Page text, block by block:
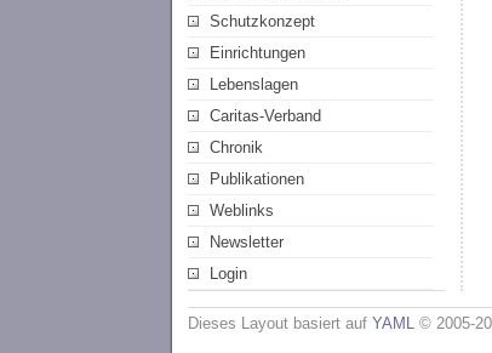
Schutzkonzept
Einrichtungen
Lebenslagen
Caritas-Verband
Chronik
Publikationen
Weblinks
Newsletter
Login
Dieses Layout basiert aufYAML © 2005-